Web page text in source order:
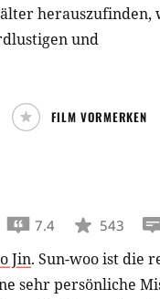
herauszufinden,
und
FILM VORMERKEN
7.4 543
Jin. Sun-woo ist die
sehr persönliche